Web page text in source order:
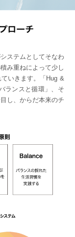
ステムとしてそなわ
み重ねによって少し
いきます。「Hug &
ランスと循環」、そ
し、からだ本来のチ